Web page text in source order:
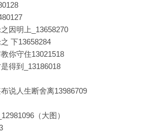
因明上_13658270
下13658284
你守住13021518
得到_13186018
说人生断舍离13986709
（大图）